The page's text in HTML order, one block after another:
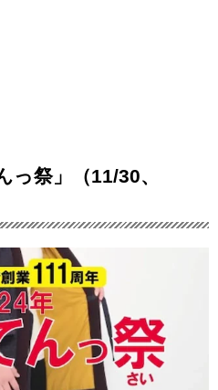
っ祭」（11/30、